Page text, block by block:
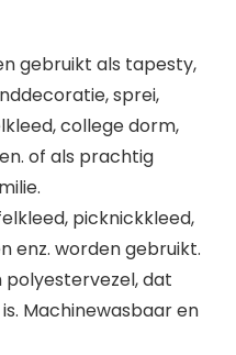
gebruikt als tapesty,
sprei,
college dorm,
of als prachtig
picknickkleed,
enz. worden gebruikt.
dat
Machinewasbaar en